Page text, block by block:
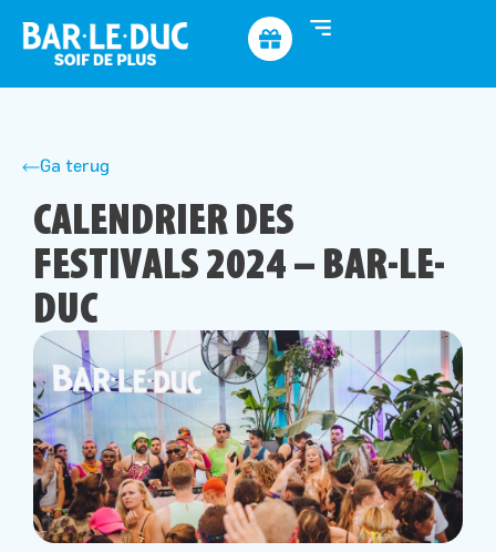
Ga terug
CALENDRIER DES
FESTIVALS 2024 – BAR-LE-
DUC